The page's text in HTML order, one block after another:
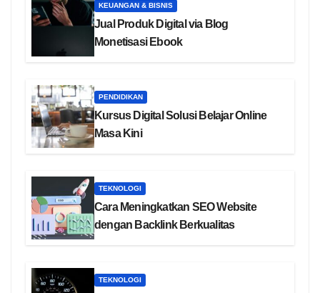
KEUANGAN & BISNIS
Jual Produk Digital via Blog
Monetisasi Ebook
PENDIDIKAN
Kursus Digital Solusi Belajar Online
Masa Kini
TEKNOLOGI
Cara Meningkatkan SEO Website
dengan Backlink Berkualitas
TEKNOLOGI